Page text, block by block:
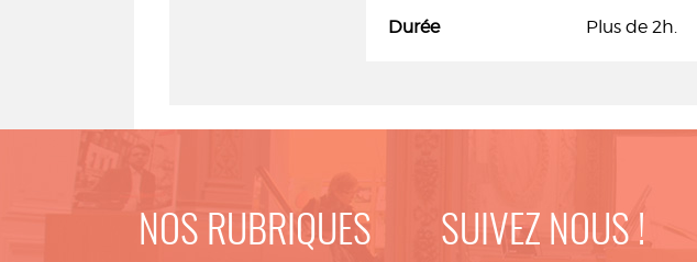
Durée Plus de 2h.
NOS RUBRIQUES SUIVEZ NOUS !